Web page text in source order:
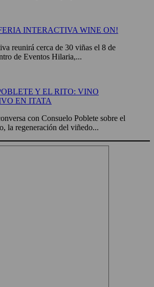
INTERACTIVA WINE ON!
reunirá cerca de 30 viñas el 8 de
de Eventos Hilaria,...
Y EL RITO: VINO
EN ITATA
con Consuelo Poblete sobre el
la regeneración del viñedo...